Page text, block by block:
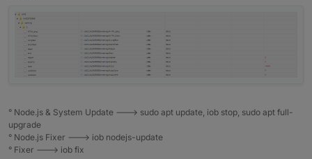
° Node.js & System Update ---> sudo apt update, iob stop, sudo apt full-
upgrade
° Node.js Fixer ---> iob nodejs-update
° Fixer ---> iob fix